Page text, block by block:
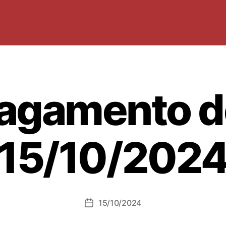
10/
Data15/10/2024